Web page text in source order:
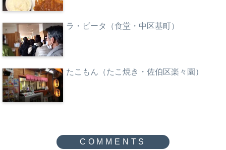
ラ・ビータ（食堂・中区基町）
たこもん（たこ焼き・佐伯区楽々園）